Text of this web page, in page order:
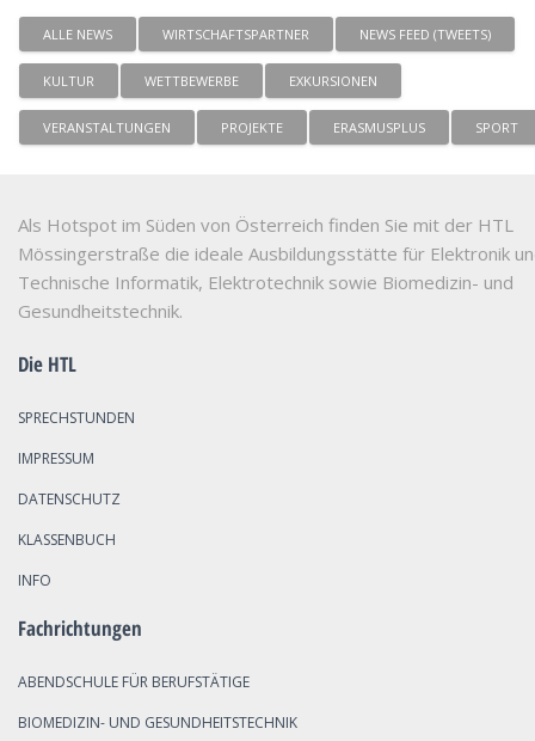
ALLE NEWS WIRTSCHAFTSPARTNER NEWS FEED (TWEETS)
KULTUR WETTBEWERBE EXKURSIONEN
VERANSTALTUNGEN PROJEKTE ERASMUSPLUS SPORT
Als Hotspot im Süden von Österreich finden Sie mit der HTL
Mössingerstraße die ideale Ausbildungsstätte für Elektronik
Technische Informatik, Elektrotechnik sowie Biomedizin- und
Gesundheitstechnik.
Die HTL
SPRECHSTUNDEN
IMPRESSUM
DATENSCHUTZ
KLASSENBUCH
INFO
Fachrichtungen
ABENDSCHULE FÜR BERUFSTÄTIGE
BIOMEDIZIN- UND GESUNDHEITSTECHNIK